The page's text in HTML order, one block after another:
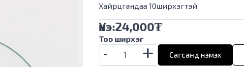
Хайрцгандаа 10ширхэгтэй
Үнэ:24,000₮
Тоо ширхэг
Сагсанд нэмэх